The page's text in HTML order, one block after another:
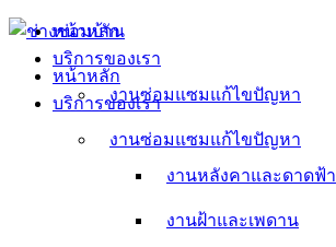
Skip
content
หน้าหลัก
บริการของเรา
งานซ่อมแซมแก้ไขปัญหา
งานหลังคาและดาดฟ้า
งานฝ้าและเพดาน
หน้าหลัก
บริการของเรา
งานซ่อมแซมแก้ไขปัญหา
งานหลังคาและดาดฟ้า
งานฝ้าและเพดาน
งานทาสี